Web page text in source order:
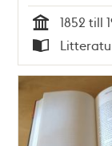
Tid
1852 till
Typ